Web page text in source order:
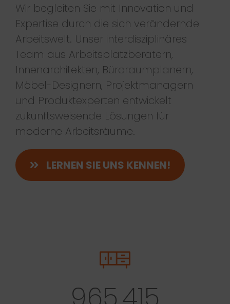
Wir begleiten Sie mit Innovation und
Expertise durch die sich verändernde
Arbeitswelt. Unser interdisziplinäres
Team aus Arbeitsplatzberatern,
Innenarchitekten, Büroraumplanern,
Möbel-Designern, Projektmanagern
und Produktexperten entwickelt
zukunftsweisende Lösungen für
moderne Arbeitsräume.
LERNEN SIE UNS KENNEN!